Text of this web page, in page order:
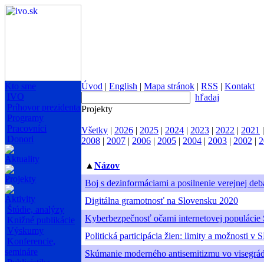
Kto sme
IVO
Príhovor prezidenta
Programy
Pracovníci
Donori
Aktuality
Projekty
Aktivity
Štúdie, analýzy
Knižné publikácie
Výskumy
Konferencie,
semináre
Úvod | English | Mapa stránok | RSS | Kontakt
hľadaj
Projekty
Všetky | 2026 | 2025 | 2024 | 2023 | 2022 | 2021
2008 | 2007 | 2006 | 2005 | 2004 | 2003 | 2002 |
▲ Názov
Boj s dezinformáciami a posilnenie verejnej
Digitálna gramotnosť na Slovensku 2020
Kyberbezpečnosť očami internetovej populácie
Politická participácia žien: limity a možnosti v
Skúmanie moderného antisemitizmu vo